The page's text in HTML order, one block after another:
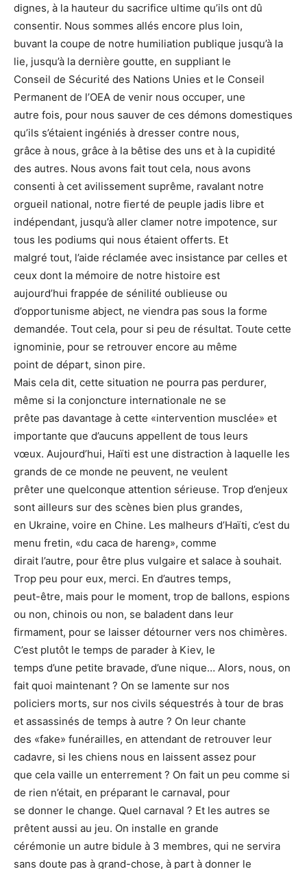
dignes, à la hauteur du sacrifice ultime qu’ils ont dû
consentir. Nous sommes allés encore plus loin,
buvant la coupe de notre humiliation publique jusqu’à la
lie, jusqu’à la dernière goutte, en suppliant le
Conseil de Sécurité des Nations Unies et le Conseil
Permanent de l’OEA de venir nous occuper, une
autre fois, pour nous sauver de ces démons domestiques
qu’ils s’étaient ingéniés à dresser contre nous,
grâce à nous, grâce à la bêtise des uns et à la cupidité
des autres. Nous avons fait tout cela, nous avons
consenti à cet avilissement suprême, ravalant notre
orgueil national, notre fierté de peuple jadis libre et
indépendant, jusqu’à aller clamer notre impotence, sur
tous les podiums qui nous étaient offerts. Et
malgré tout, l’aide réclamée avec insistance par celles et
ceux dont la mémoire de notre histoire est
aujourd’hui frappée de sénilité oublieuse ou
d’opportunisme abject, ne viendra pas sous la forme
demandée. Tout cela, pour si peu de résultat. Toute cette
ignominie, pour se retrouver encore au même
point de départ, sinon pire.
Mais cela dit, cette situation ne pourra pas perdurer,
même si la conjoncture internationale ne se
prête pas davantage à cette «intervention musclée» et
importante que d’aucuns appellent de tous leurs
vœux. Aujourd’hui, Haïti est une distraction à laquelle les
grands de ce monde ne peuvent, ne veulent
prêter une quelconque attention sérieuse. Trop d’enjeux
sont ailleurs sur des scènes bien plus grandes,
en Ukraine, voire en Chine. Les malheurs d’Haïti, c’est du
menu fretin, «du caca de hareng», comme
dirait l’autre, pour être plus vulgaire et salace à souhait.
Trop peu pour eux, merci. En d’autres temps,
peut-être, mais pour le moment, trop de ballons, espions
ou non, chinois ou non, se baladent dans leur
firmament, pour se laisser détourner vers nos chimères.
C’est plutôt le temps de parader à Kiev, le
temps d’une petite bravade, d’une nique… Alors, nous, on
fait quoi maintenant ? On se lamente sur nos
policiers morts, sur nos civils séquestrés à tour de bras
et assassinés de temps à autre ? On leur chante
des «fake» funérailles, en attendant de retrouver leur
cadavre, si les chiens nous en laissent assez pour
que cela vaille un enterrement ? On fait un peu comme si
de rien n’était, en préparant le carnaval, pour
se donner le change. Quel carnaval ? Et les autres se
prêtent aussi au jeu. On installe en grande
cérémonie un autre bidule à 3 membres, qui ne servira
sans doute pas à grand-chose, à part à donner le